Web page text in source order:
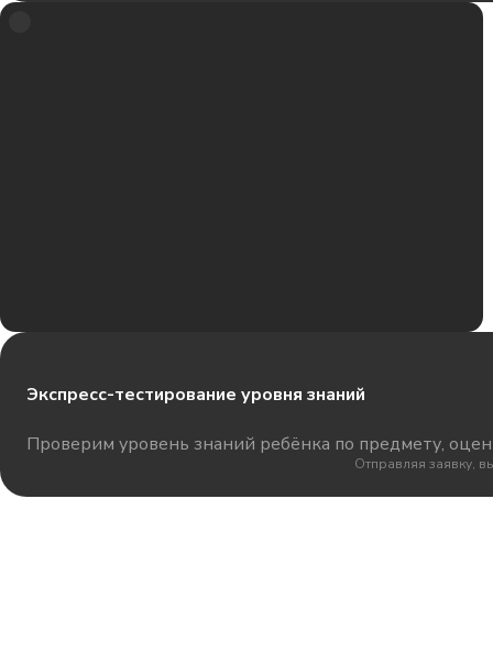
Экспресс-тестирование уровня знаний
Проверим уровень знаний ребёнка по предмету,
Отправляя заявку,